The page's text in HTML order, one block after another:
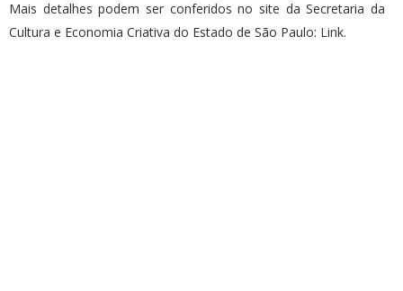
Mais detalhes podem ser conferidos no site da Secretaria da
Cultura e Economia Criativa do Estado de São Paulo: Link.